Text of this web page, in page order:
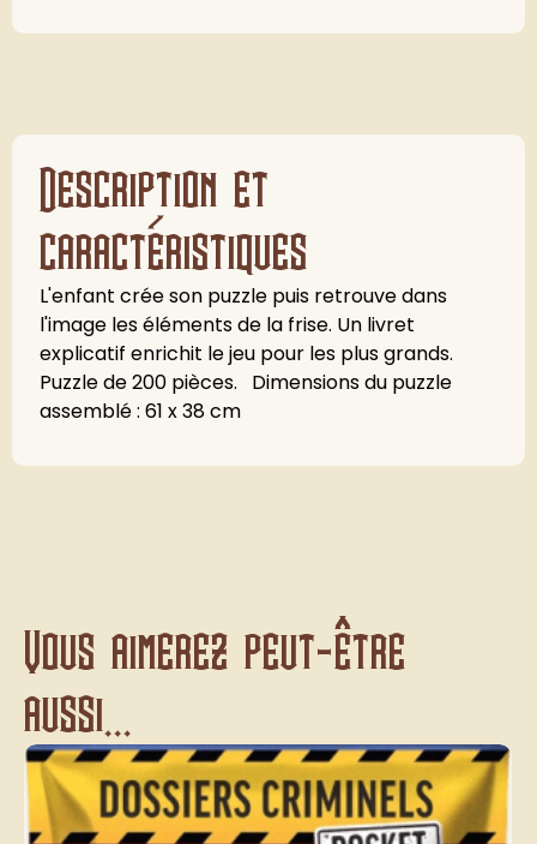
Description et
caractéristiques
L'enfant crée son puzzle puis retrouve dans
l'image les éléments de la frise. Un livret
explicatif enrichit le jeu pour les plus grands.
Puzzle de 200 pièces. Dimensions du puzzle
assemblé : 61 x 38 cm
Vous aimerez peut-être
aussi...